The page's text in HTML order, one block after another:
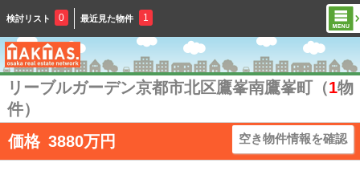
検討リスト 0 最近見た物件 1
リーブルガーデン京都市北区鷹峯南鷹峯町（1物
件）
価格 3880万円 空き物件情報を確認